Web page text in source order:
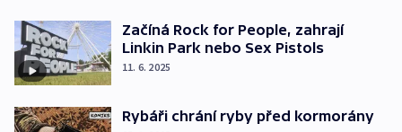
Začíná Rock for People, zahrají
Linkin Park nebo Sex Pistols
11. 6. 2025
Rybáři chrání ryby před kormorány